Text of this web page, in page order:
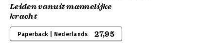
Leiden vanuit mannelijke
kracht
Paperback | Nederlands 27,95